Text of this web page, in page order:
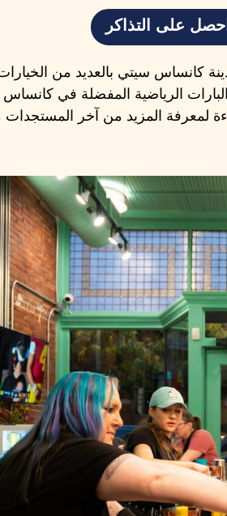
على التذاكر
مدينة كانساس سيتي بالعديد من
الرياضية المفضلة في
لمعرفة المزيد من آخر